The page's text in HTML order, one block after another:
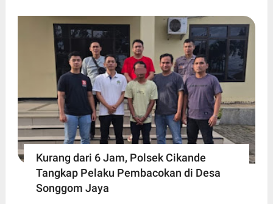
Kurang dari 6 Jam, Polsek Cikande
Tangkap Pelaku Pembacokan di Desa
Songgom Jaya